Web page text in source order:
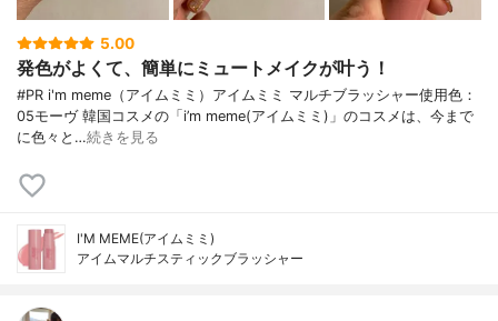
5.00
発色がよくて、簡単にミュートメイクが叶う！
#PR i'm meme（アイムミミ）アイムミミ マルチブラッシャー使用色：
05モーヴ 韓国コスメの「i’m meme(アイムミミ)」のコスメは、今まで
に色々と…続きを見る
I'M MEME(アイムミミ)
アイムマルチスティックブラッシャー